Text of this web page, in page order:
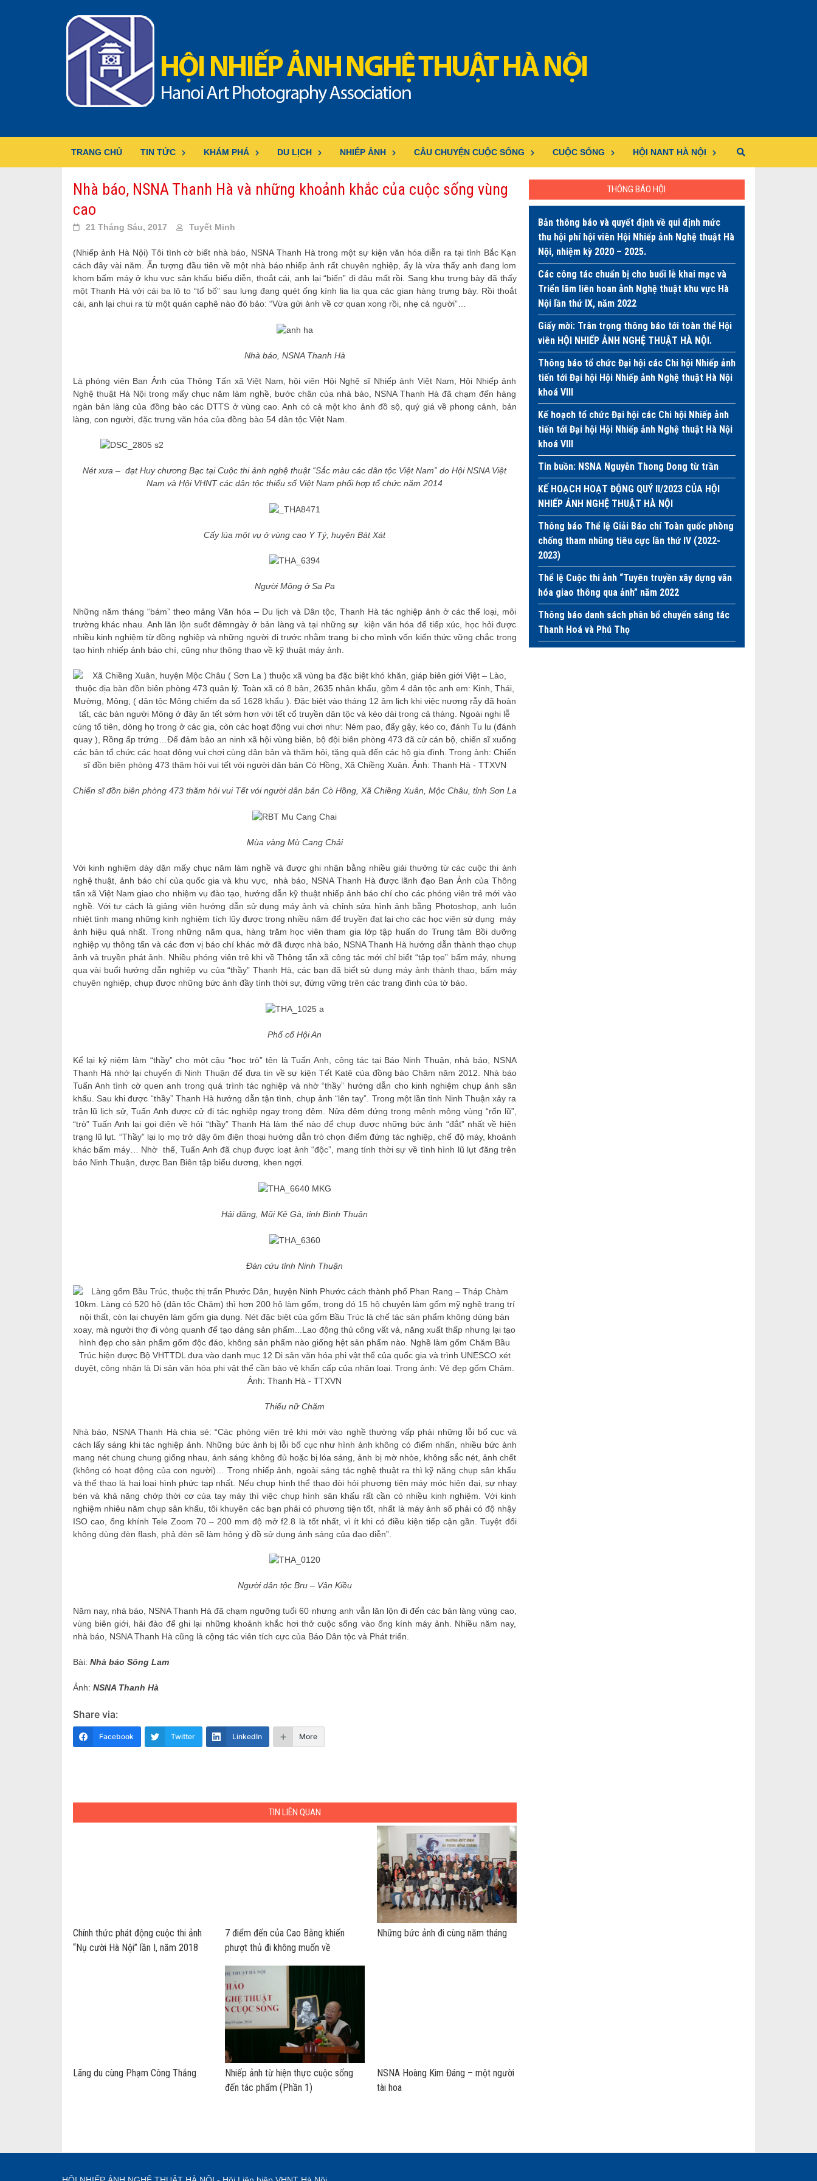
TRANG CHỦ TIN TỨC KHÁM PHÁ DU LỊCH NHIẾP ẢNH CÂU CHUYỆN CUỘC SỐNG CUỘC SỐNG HỘI NANT HÀ NỘI
Nhà báo, NSNA Thanh Hà và những khoảnh khắc của cuộc sống vùng
cao
21 Tháng Sáu, 2017 Tuyết Minh
(Nhiếp ảnh Hà Nội) Tôi tình cờ biết nhà báo, NSNA Thanh Hà trong một sự kiện văn hóa diễn ra tại tỉnh Bắc Kạn
cách đây vài năm. Ấn tượng đầu tiên về một nhà báo nhiếp ảnh rất chuyên nghiệp, ấy là vừa thấy anh đang lom
khom bấm máy ở khu vực sân khấu biểu diễn, thoắt cái, anh lại “biến” đi đâu mất rồi. Sang khu trưng bày đã thấy
một Thanh Hà với cái ba lô to “tổ bố” sau lưng đang quét ống kính lia lịa qua các gian hàng trưng bày. Rồi thoắt
cái, anh lại chui ra từ một quán caphê nào đó bảo: “Vừa gửi ảnh về cơ quan xong rồi, nhẹ cả người”…
Nhà báo, NSNA Thanh Hà
Là phóng viên Ban Ảnh của Thông Tấn xã Việt Nam, hội viên Hội Nghệ sĩ Nhiếp ảnh Việt Nam, Hội Nhiếp ảnh
Nghệ thuật Hà Nội trong mấy chục năm làm nghề, bước chân của nhà báo, NSNA Thanh Hà đã chạm đến hàng
ngàn bản làng của đồng bào các DTTS ở vùng cao. Anh có cả một kho ảnh đồ sộ, quý giá về phong cảnh, bản
làng, con người, đặc trưng văn hóa của đồng bào 54 dân tộc Việt Nam.
Nét xưa – đạt Huy chương Bạc tại Cuộc thi ảnh nghệ thuật “Sắc màu các dân tộc Việt Nam” do Hội NSNA Việt
Nam và Hội VHNT các dân tộc thiểu số Việt Nam phối hợp tổ chức năm 2014
Cấy lúa một vụ ở vùng cao Y Tý, huyện Bát Xát
Người Mông ở Sa Pa
Những năm tháng “bám” theo mảng Văn hóa – Du lịch và Dân tộc, Thanh Hà tác nghiệp ảnh ở các thể loại, môi
trường khác nhau. Anh lăn lộn suốt đêmngày ở bản làng và tại những sự kiện văn hóa để tiếp xúc, học hỏi được
nhiều kinh nghiệm từ đồng nghiệp và những người đi trước nhằm trang bị cho mình vốn kiến thức vững chắc trong
tạo hình nhiếp ảnh báo chí, cũng như thông thạo về kỹ thuật máy ảnh.
Chiến sĩ đồn biên phòng 473 thăm hỏi vui Tết vói người dân bản Cò Hồng, Xã Chiềng Xuân, Mộc Châu, tỉnh Sơn La
Mùa vàng Mù Cang Chải
Với kinh nghiệm dày dặn mấy chục năm làm nghề và được ghi nhận bằng nhiều giải thưởng từ các cuộc thi ảnh
nghệ thuật, ảnh báo chí của quốc gia và khu vực, nhà báo, NSNA Thanh Hà được lãnh đạo Ban Ảnh của Thông
tấn xã Việt Nam giao cho nhiệm vụ đào tạo, hướng dẫn kỹ thuật nhiếp ảnh báo chí cho các phóng viên trẻ mới vào
nghề. Với tư cách là giảng viên hướng dẫn sử dụng máy ảnh và chỉnh sửa hình ảnh bằng Photoshop, anh luôn
nhiệt tình mang những kinh nghiệm tích lũy được trong nhiều năm để truyền đạt lại cho các học viên sử dụng máy
ảnh hiệu quá nhất. Trong những năm qua, hàng trăm học viên tham gia lớp tập huấn do Trung tâm Bồi dưỡng
nghiệp vụ thông tấn và các đơn vị báo chí khác mở đã được nhà báo, NSNA Thanh Hà hướng dẫn thành thạo chụp
ảnh và truyền phát ảnh. Nhiều phóng viên trẻ khi về Thông tấn xã công tác mới chỉ biết “tập tọe” bấm máy, nhưng
qua vài buổi hướng dẫn nghiệp vụ của “thầy” Thanh Hà, các bạn đã biết sử dụng máy ảnh thành thạo, bấm máy
chuyên nghiệp, chụp được những bức ảnh đầy tính thời sự, đứng vững trên các trang đinh của tờ báo.
Phố cổ Hội An
Kể lại kỷ niệm làm “thầy” cho một cậu “học trò” tên là Tuấn Anh, công tác tại Báo Ninh Thuận, nhà báo, NSNA
Thanh Hà nhớ lại chuyến đi Ninh Thuận để đưa tin về sự kiện Tết Katê của đồng bào Chăm năm 2012. Nhà báo
Tuấn Anh tình cờ quen anh trong quá trình tác nghiệp và nhờ “thầy” hướng dẫn cho kinh nghiệm chụp ảnh sân
khấu. Sau khi được “thầy” Thanh Hà hướng dẫn tận tình, chụp ảnh “lên tay”. Trong một lần tỉnh Ninh Thuận xảy ra
trận lũ lịch sử, Tuấn Anh được cử đi tác nghiệp ngay trong đêm. Nửa đêm đứng trong mênh mông vùng “rốn lũ”,
“trò” Tuấn Anh lại gọi điện về hỏi “thầy” Thanh Hà làm thế nào để chụp được những bức ảnh “đắt” nhất về hiện
trạng lũ lụt. “Thầy” lại lọ mọ trở dậy ôm điện thoại hướng dẫn trò chọn điểm đứng tác nghiệp, chế độ máy, khoảnh
khác bấm máy… Nhờ thế, Tuấn Anh đã chụp được loạt ảnh “độc”, mang tính thời sự về tình hình lũ lụt đăng trên
báo Ninh Thuận, được Ban Biên tập biểu dương, khen ngợi.
Hải đăng, Mũi Kê Gà, tỉnh Bình Thuận
Đàn cứu tỉnh Ninh Thuận
Thiếu nữ Chăm
Nhà báo, NSNA Thanh Hà chia sẻ: “Các phóng viên trẻ khi mới vào nghề thường vấp phải những lỗi bố cục và
cách lấy sáng khi tác nghiệp ảnh. Những bức ảnh bị lỗi bố cục như hình ảnh không có điểm nhấn, nhiều bức ảnh
mang nét chung chung giống nhau, ánh sáng không đủ hoặc bị lóa sáng, ảnh bị mờ nhòe, không sắc nét, ảnh chết
(không có hoạt động của con người)… Trong nhiếp ảnh, ngoài sáng tác nghệ thuật ra thì kỹ năng chụp sân khấu
và thể thao là hai loại hình phức tạp nhất. Nếu chụp hình thể thao đòi hỏi phương tiện máy móc hiện đại, sự nhạy
bén và khả năng chớp thời cơ của tay máy thì việc chụp hình sân khấu rất cần có nhiều kinh nghiệm. Với kinh
nghiệm nhiêu năm chụp sân khấu, tôi khuyên các bạn phải có phương tiện tốt, nhất là máy ảnh số phải có độ nhậy
ISO cao, ống khính Tele Zoom 70 – 200 mm độ mở f2.8 là tốt nhất, vì ít khi có điều kiện tiếp cận gần. Tuyệt đối
không dùng đèn flash, phả đèn sẽ làm hỏng ý đồ sử dụng ánh sáng của đạo diễn”.
Người dân tộc Bru – Vân Kiều
Năm nay, nhà báo, NSNA Thanh Hà đã chạm ngưỡng tuổi 60 nhưng anh vẫn lăn lộn đi đến các bản làng vùng cao,
vùng biên giới, hải đảo để ghi lại những khoảnh khắc hơi thở cuộc sống vào ống kính máy ảnh. Nhiều năm nay,
nhà báo, NSNA Thanh Hà cũng là cộng tác viên tích cực của Báo Dân tộc và Phát triển.
Bài: Nhà báo Sông Lam
Ảnh: NSNA Thanh Hà
Share via:
Facebook Twitter LinkedIn More
TIN LIÊN QUAN
Chính thức phát động cuộc thi ảnh
“Nụ cười Hà Nội” lần I, năm 2018
7 điểm đến của Cao Bằng khiến
phượt thủ đi không muốn về
Những bức ảnh đi cùng năm tháng
Lãng du cùng Phạm Công Thắng
Nhiếp ảnh từ hiện thực cuộc sống
đến tác phẩm (Phần 1)
NSNA Hoàng Kim Đáng – một người
tài hoa
THÔNG BÁO HỘI
Bản thông báo và quyết định về qui định mức
thu hội phí hội viên Hội Nhiếp ảnh Nghệ thuật Hà
Nội, nhiệm kỳ 2020 – 2025.
Các công tác chuẩn bị cho buổi lễ khai mạc và
Triển lãm liên hoan ảnh Nghệ thuật khu vực Hà
Nội lần thứ IX, năm 2022
Giấy mời: Trân trọng thông báo tới toàn thể Hội
viên HỘI NHIẾP ẢNH NGHỆ THUẬT HÀ NỘI.
Thông báo tổ chức Đại hội các Chi hội Nhiếp ảnh
tiến tới Đại hội Hội Nhiếp ảnh Nghệ thuật Hà Nội
khoá VIII
Kế hoạch tổ chức Đại hội các Chi hội Nhiếp ảnh
tiến tới Đại hội Hội Nhiếp ảnh Nghệ thuật Hà Nội
khoá VIII
Tin buồn: NSNA Nguyễn Thong Dong từ trần
KẾ HOẠCH HOẠT ĐỘNG QUÝ II/2023 CỦA HỘI
NHIẾP ẢNH NGHỆ THUẬT HÀ NỘI
Thông báo Thể lệ Giải Báo chí Toàn quốc phòng
chống tham nhũng tiêu cực lần thứ IV (2022-
2023)
Thể lệ Cuộc thi ảnh “Tuyên truyền xây dựng văn
hóa giao thông qua ảnh” năm 2022
Thông báo danh sách phân bổ chuyến sáng tác
Thanh Hoá và Phú Thọ